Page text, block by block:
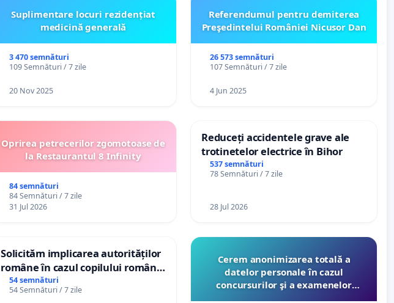
Suplimentare locuri rezidențiat
medicină generală
3 470 semnături
109 Semnături / 7 zile
20 Nov 2025
Referendumul pentru demiterea
Preşedintelui României Nicusor Dan
26 573 semnături
107 Semnături / 7 zile
4 Jun 2025
Oprirea petrecerilor zgomotoase de
la Restaurantul 8 Infinity
84 semnături
84 Semnături / 7 zile
31 Jul 2026
Reduceți accidentele grave ale
trotinetelor electrice în Bihor
537 semnături
78 Semnături / 7 zile
28 Jul 2026
Solicităm implicarea autorităților
române în cazul copilului român
Wiliam Kristian Gheorghe, aflat în
plasament în Danemarca de 12
54 semnături
54 Semnături / 7 zile
Cerem anonimizarea totală a
datelor personale în cazul
concursurilor şi a examenelor